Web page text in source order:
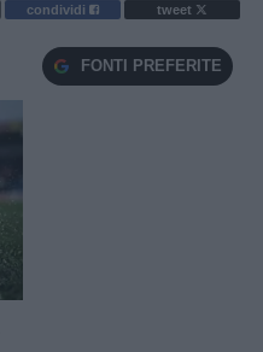
condividi tweet
FONTI PREFERITE